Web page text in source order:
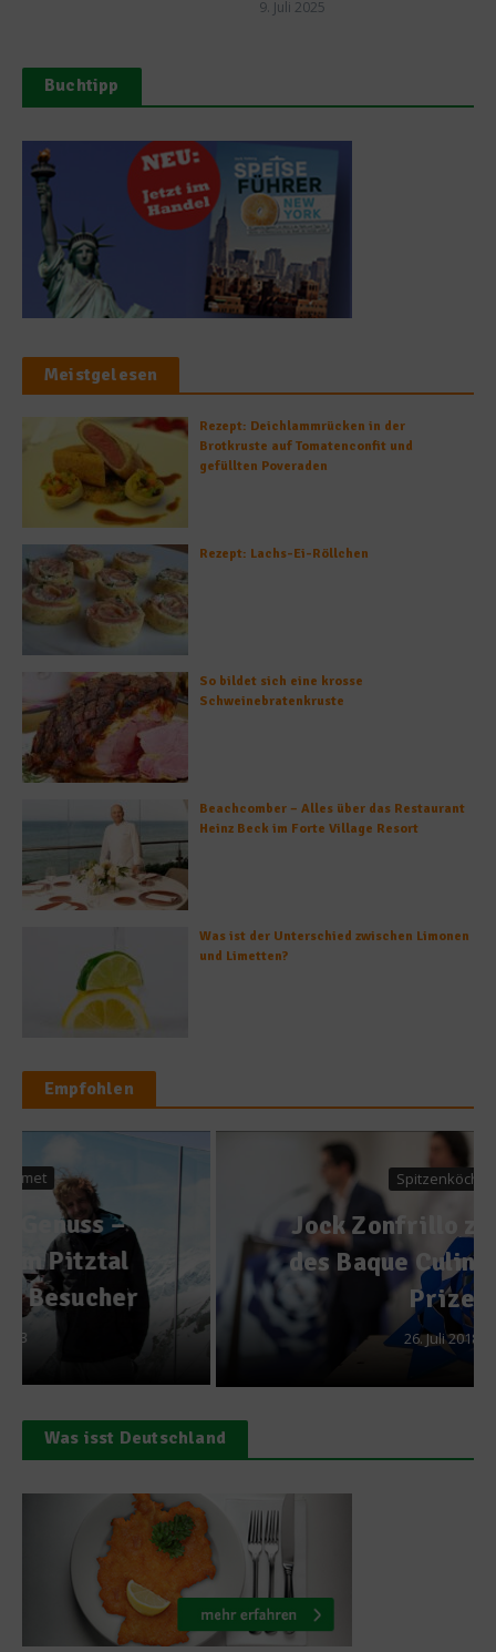
9. Juli 2025
Buchtipp
Meistgelesen
Rezept: Deichlammrücken in der
Brotkruste auf Tomatenconfit und
gefüllten Poveraden
Rezept: Lachs-Ei-Röllchen
So bildet sich eine krosse
Schweinebratenkruste
Beachcomber – Alles über das Restaurant
Heinz Beck im Forte Village Resort
Was ist der Unterschied zwischen Limonen
und Limetten?
Empfohlen
Jock Zonfrillo zum Erhalt
des Baque Culinary World
Prize
Was isst Deutschland